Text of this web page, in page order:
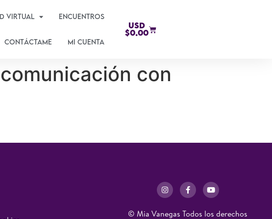
virtual Encuentros
Contáctame Mi cuenta
USD
$0.00
con
© Mia Vanegas Todos los derechos